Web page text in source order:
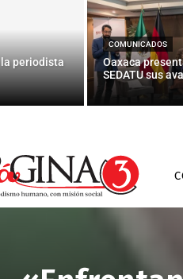
la periodista
COMUNICADOS
Oaxaca
SEDATU sus